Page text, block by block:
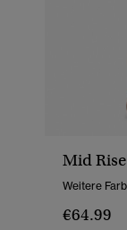
Mid
Weitere
€64.99